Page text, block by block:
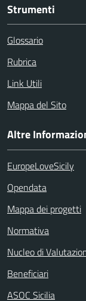
Strumenti
Glossario
Rubrica
Link Utili
Mappa del Sito
Altre
EuropeLoveSicily
Opendata
Mappa dei progetti
Normativa
Nucleo di
Beneficiari
ASOC Sicilia